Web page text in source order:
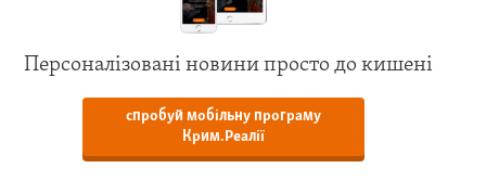
Персоналізовані новини просто до кишені
спробуй мобільну програму
Крим.Реалії